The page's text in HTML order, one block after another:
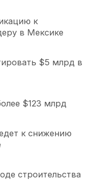
к
в Мексике
$5 млрд в
$123 млрд
к снижению
строительства